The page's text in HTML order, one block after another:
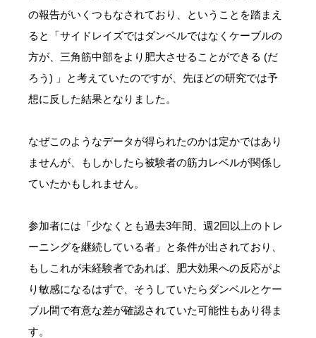
の報告がいくつもなされており、ということを踏まえ
ると「サイドレイズではダンベルではなくケーブルの
方が、三角筋中部をより肥大させることができる (だ
ろう) 」と考えていたのですが、先ほどの研究では予
想に反した結果となりました。
なぜこのようなデータが得られたのかは定かではあり
ませんが、もしかしたら被験者の筋力レベルが関係し
ていたかもしれません。
参加者には「少なくとも過去3年間、週2回以上のトレ
ーニングを継続している者」と条件が出されており、
もしこれが未経験者であれば、肥大効果への反応がよ
り敏感になるはずで、そうしていたらダンベルとケー
ブル間で有意な差が確認されていた可能性もあり得ま
す。